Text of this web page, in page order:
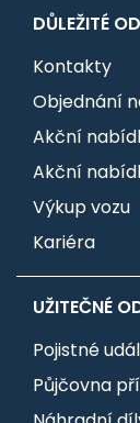
DŮLEŽITÉ
Kontakty
Objednání
Akční
Akční
Výkup vozu
Kariéra
UŽITEČNÉ
Pojistné
Půjčovna